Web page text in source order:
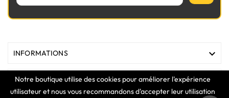
Notre boutique utilise des cookies pour améliorer l'expérience
utilisateur et nous vous recommandons d'accepter leur utilisation
INFORMATIONS 
MAGASIN 